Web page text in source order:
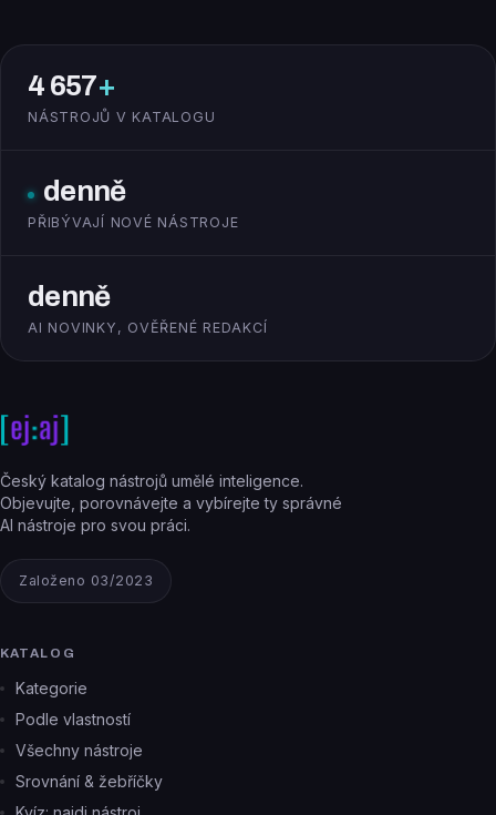
4 657+
NÁSTROJŮ V KATALOGU
denně
PŘIBÝVAJÍ NOVÉ NÁSTROJE
denně
AI NOVINKY, OVĚŘENÉ REDAKCÍ
Český katalog nástrojů umělé inteligence.
Objevujte, porovnávejte a vybírejte ty správné
AI nástroje pro svou práci.
Založeno 03/2023
KATALOG
Kategorie
Podle vlastností
Všechny nástroje
Srovnání & žebříčky